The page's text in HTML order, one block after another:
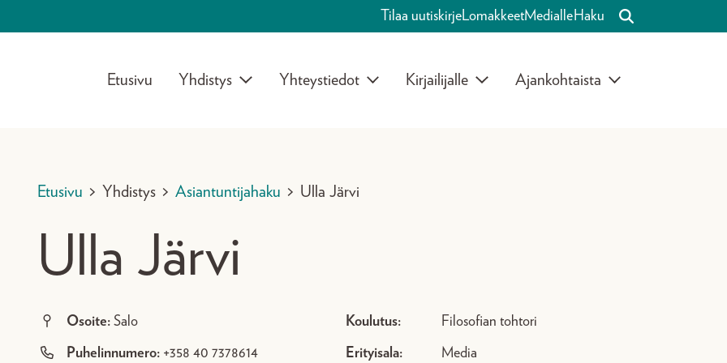
Tilaa uutiskirjeLomakkeetMedialleHaku
Etusivu Yhdistys Yhteystiedot Kirjailijalle Ajankohtaista
Etusivu > Yhdistys > Asiantuntijahaku > Ulla Järvi
Ulla Järvi
Osoite: Salo
Puhelinnumero: +358 40 7378614
Koulutus: Filosofian tohtori
Erityisala:
Media